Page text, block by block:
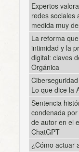
Expertos
redes sociales
medida muy
La reforma
intimidad y la
digital: claves
Orgánica
Lo que dice la
Sentencia
condenada
de autor en el
ChatGPT
¿Cómo actuar